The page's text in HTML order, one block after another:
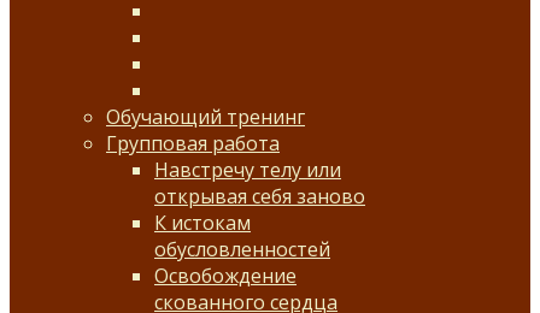
Обучающий тренинг
Групповая работа
Навстречу телу или
открывая себя заново
К истокам
обусловленностей
Освобождение
скованного сердца